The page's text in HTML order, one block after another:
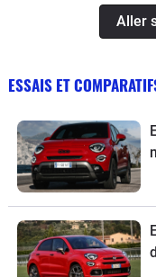
Aller
ESSAIS ET